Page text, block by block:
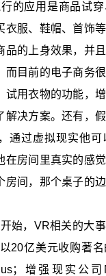
的应用是商品试穿
衣服、鞋帽、首饰
品的上身效果，并
而目前的电子商务
试用衣物的功能，
解决方案。还有，
通过虚拟现实他可
在房间里真实的感
房间，那个桌子的
始，VR相关的大
20亿美元收购著
；
增强现实公司